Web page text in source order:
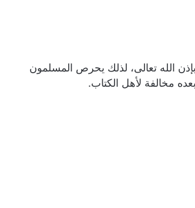
الله تعالى، لذلك يحرص المسلمون
مخالفة لأهل الكتاب.